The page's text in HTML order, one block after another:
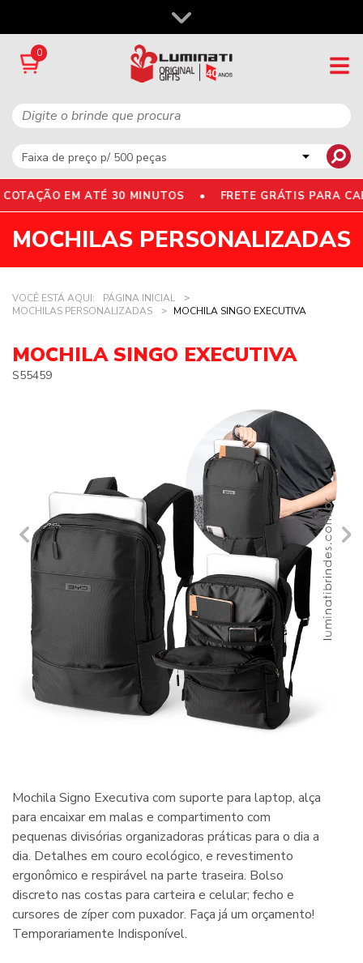
0
EM ATÉ 30 MINUTOS • FRETE GRÁTIS PARA
MOCHILAS PERSONALIZADAS
VOCÊ ESTÁ AQUI:
PÁGINA INICIAL
MOCHILAS PERSONALIZADAS
MOCHILA SINGO EXECUTIVA
MOCHILA SINGO EXECUTIVA
S55459
Mochila Signo Executiva com suporte para laptop, alça
para encaixar em malas e compartimento com
pequenas divisórias organizadoras práticas para o dia a
dia. Detalhes em couro ecológico, e revestimento
ergonômico e respirável na parte traseira. Bolso
discreto nas costas para carteira e celular; fecho e
cursores de zíper com puxador. Faça já um orçamento!
Temporariamente Indisponível.